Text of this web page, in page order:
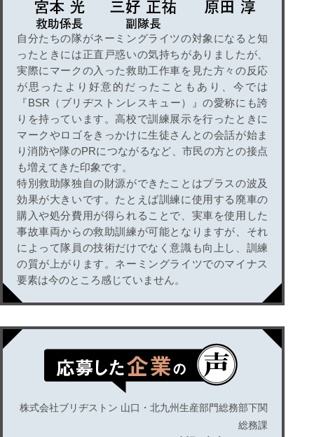
自分たちの隊がネーミングライツの対象になると知
ったときには正直戸惑いの気持ちがありましたが、
実際にマークの入った救助工作車を見た方々の反応
が思ったより好意的だったこともあり、今では
『BSR（ブリヂストンレスキュー）』の愛称にも誇
りを持っています。高校で訓練展示を行ったときに
マークやロゴをきっかけに生徒さんとの会話が始ま
り消防や隊のPRにつながるなど、市民の方との接点
も増えてきた印象です。
特別救助隊独自の財源ができたことはプラスの波及
効果が大きいです。たとえば訓練に使用する廃車の
購入や処分費用が得られることで、実車を使用した
事故車両からの救助訓練が可能となりますが、それ
によって隊員の技術だけでなく意識も向上し、訓練
の質が上がります。ネーミングライツでのマイナス
要素は今のところ感じていません。
株式会社ブリヂストン 山口・北九州生産部門総務部下関
総務課